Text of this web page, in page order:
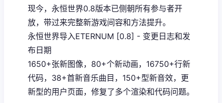
现今，永恒世界0.8版本已侧朝所有参与者开
放，带过来完整新游戏间容和方法提升。
永恒世界导入ETERNUM [0.8] - 变更日志和发
布日期
1650+张新图像，80+个新动画，16750+行新
代码，38+首新音乐曲目，150+型新音效，更
新型的用户页面，修复了多个渲染和代码问题。